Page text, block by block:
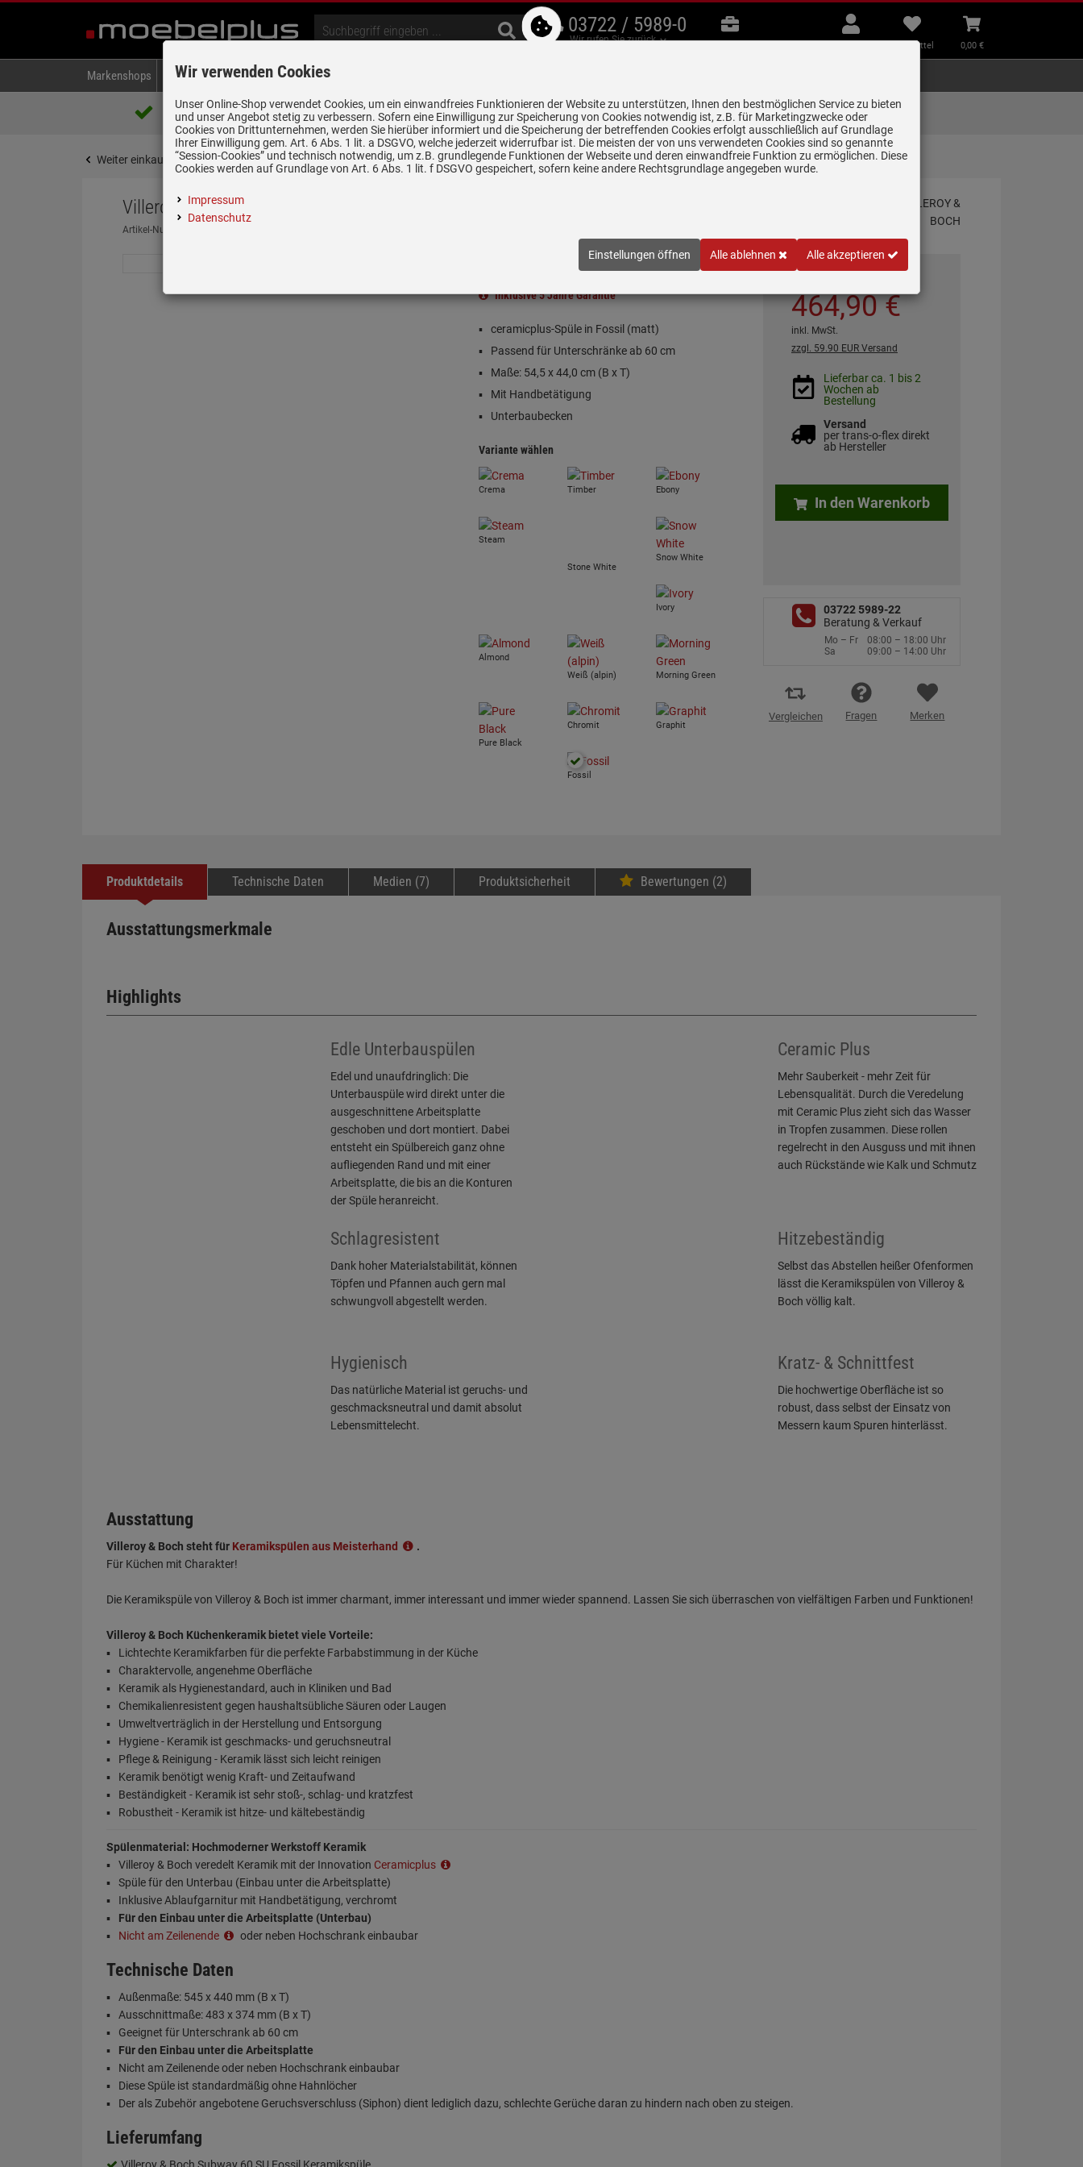
03722 / 5989-0
Wir rufen Sie zurück
B2B
Beratung
Mein
Konto
Merkzettel
aufklappen
Merkzettel
Warenkorb
aufklappen
0,00 €
Markenshops Backen & Kochen Kühlen & Gefrieren
Über 85.000 positive Bewertungen
auf eBay, Amazon und Trusted Shops
5 Jahre Garantie auf
alle gekennzeichneten Produkte
Lieferung zum
Wunschtermin
Weiter einkaufen Startseite Spülen & Armaturen Keramikspülen Villeroy & Boch Subway 60 SU Fossil - 3310 01 KD …
Villeroy & Boch Subway 60 SU Fossil - 3310 01 KD Keramikspüle Handbetätigung
Artikel-Nummer:
Inklusive 5 Jahre Garantie
ceramicplus-Spüle in Fossil (matt)
Passend für Unterschränke ab 60 cm
Maße: 54,5 x 44,0 cm (B x T)
Mit Handbetätigung
Unterbaubecken
Variante wählen
Crema Timber Ebony
Steam
Stone White
Snow White
Ivory
Almond
Weiß (alpin)
Morning Green
Pure Black
Chromit Graphit
Fossil
464,90 €
inkl. MwSt.
zzgl. 59.90 EUR Versand
Lieferbar ca. 1 bis 2
Wochen ab
Bestellung
Versand
per trans-o-flex direkt
ab Hersteller
In den Warenkorb
03722 5989-22
Beratung & Verkauf
Mo – Fr
08:00 – 18:00 Uhr
Sa
09:00 – 14:00 Uhr
Vergleichen Fragen Merken
Produktdetails Technische Daten Medien (7) Produktsicherheit Bewertungen (2)
Ausstattungsmerkmale
Highlights
Edle Unterbauspülen
Edel und unaufdringlich: Die
Unterbauspüle wird direkt unter die
ausgeschnittene Arbeitsplatte
geschoben und dort montiert. Dabei
entsteht ein Spülbereich ganz ohne
aufliegenden Rand und mit einer
Arbeitsplatte, die bis an die Konturen
der Spüle heranreicht.
Ceramic Plus
Mehr Sauberkeit - mehr Zeit für
Lebensqualität. Durch die Veredelung
mit Ceramic Plus zieht sich das Wasser
in Tropfen zusammen. Diese rollen
regelrecht in den Ausguss und mit ihnen
auch Rückstände wie Kalk und Schmutz
Schlagresistent
Dank hoher Materialstabilität, können
Töpfen und Pfannen auch gern mal
schwungvoll abgestellt werden.
Hitzebeständig
Selbst das Abstellen heißer Ofenformen
lässt die Keramikspülen von Villeroy &
Boch völlig kalt.
Hygienisch
Das natürliche Material ist geruchs- und
geschmacksneutral und damit absolut
Lebensmittelecht.
Kratz- & Schnittfest
Die hochwertige Oberfläche ist so
robust, dass selbst der Einsatz von
Messern kaum Spuren hinterlässt.
Ausstattung
Villeroy & Boch steht für Keramikspülen aus Meisterhand
.
Für Küchen mit Charakter!
Die Keramikspüle von Villeroy & Boch ist immer charmant, immer interessant und immer wieder spannend. Lassen Sie sich überraschen von vielfältigen Farben und Funktionen!
Villeroy & Boch Küchenkeramik bietet viele Vorteile:
Lichtechte Keramikfarben für die perfekte Farbabstimmung in der Küche
Charaktervolle, angenehme Oberfläche
Keramik als Hygienestandard, auch in Kliniken und Bad
Chemikalienresistent gegen haushaltsübliche Säuren oder Laugen
Umweltverträglich in der Herstellung und Entsorgung
Hygiene - Keramik ist geschmacks- und geruchsneutral
Pflege & Reinigung - Keramik lässt sich leicht reinigen
Keramik benötigt wenig Kraft- und Zeitaufwand
Beständigkeit - Keramik ist sehr stoß-, schlag- und kratzfest
Robustheit - Keramik ist hitze- und kältebeständig
Spülenmaterial: Hochmoderner Werkstoff Keramik
Villeroy & Boch veredelt Keramik mit der Innovation Ceramicplus
Spüle für den Unterbau (Einbau unter die Arbeitsplatte)
Inklusive Ablaufgarnitur mit Handbetätigung, verchromt
Für den Einbau unter die Arbeitsplatte (Unterbau)
Nicht am Zeilenende
oder neben Hochschrank einbaubar
Technische Daten
Außenmaße: 545 x 440 mm (B x T)
Ausschnittmaße: 483 x 374 mm (B x T)
Geeignet für Unterschrank ab 60 cm
Für den Einbau unter die Arbeitsplatte
Nicht am Zeilenende oder neben Hochschrank einbaubar
Diese Spüle ist standardmäßig ohne Hahnlöcher
Der als Zubehör angebotene Geruchsverschluss (Siphon) dient lediglich dazu, schlechte Gerüche daran zu hindern nach oben zu steigen.
Lieferumfang
Wir verwenden Cookies
Unser Online-Shop verwendet Cookies, um ein einwandfreies Funktionieren der Website zu unterstützen, Ihnen den bestmöglichen Service zu bieten
und unser Angebot stetig zu verbessern. Sofern eine Einwilligung zur Speicherung von Cookies notwendig ist, z.B. für Marketingzwecke oder
Cookies von Drittunternehmen, werden Sie hierüber informiert und die Speicherung der betreffenden Cookies erfolgt ausschließlich auf Grundlage
Ihrer Einwilligung gem. Art. 6 Abs. 1 lit. a DSGVO, welche jederzeit widerrufbar ist. Die meisten der von uns verwendeten Cookies sind so genannte
“Session-Cookies” und technisch notwendig, um z.B. grundlegende Funktionen der Webseite und deren einwandfreie Funktion zu ermöglichen. Diese
Cookies werden auf Grundlage von Art. 6 Abs. 1 lit. f DSGVO gespeichert, sofern keine andere Rechtsgrundlage angegeben wurde.
Impressum
Datenschutz
Einstellungen öffnen Alle ablehnen Alle akzeptieren